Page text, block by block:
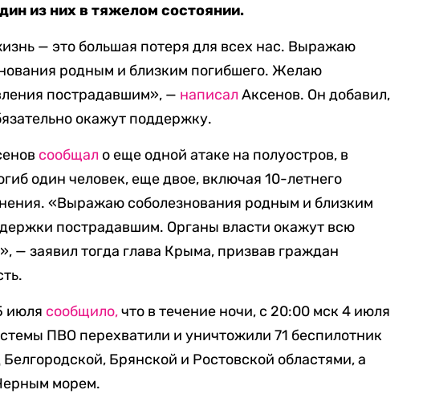
из них в тяжелом состоянии.
— это большая потеря для всех нас. Выражаю
родным и близким погибшего. Желаю
пострадавшим», — написал Аксенов. Он добавил,
окажут поддержку.
сообщал о еще одной атаке на полуостров, в
один человек, еще двое, включая 10-летнего
«Выражаю соболезнования родным и близким
пострадавшим. Органы власти окажут всю
— заявил тогда глава Крыма, призвав граждан
июля сообщило,что в течение ночи, с 20:00 мск 4 июля
ПВО перехватили и уничтожили 71 беспилотник
Брянской и Ростовской областями, а
морем.